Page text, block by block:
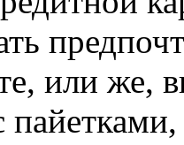
или же,